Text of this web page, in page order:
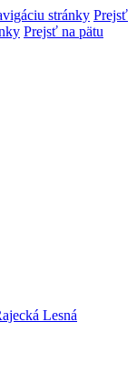
stránky Prejsť
Prejsť na pätu
Lesná